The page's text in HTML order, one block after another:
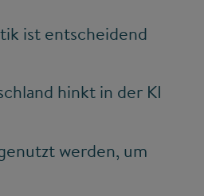
ist entscheidend
hinkt in der KI
werden, um